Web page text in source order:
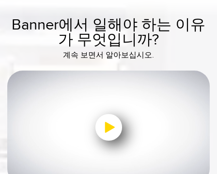
온도 및 진동 센서
Condition Monitoring Sensors
Banner에서 일해야 하는 이유
가 무엇입니까?
계속 보면서 알아보십시오.